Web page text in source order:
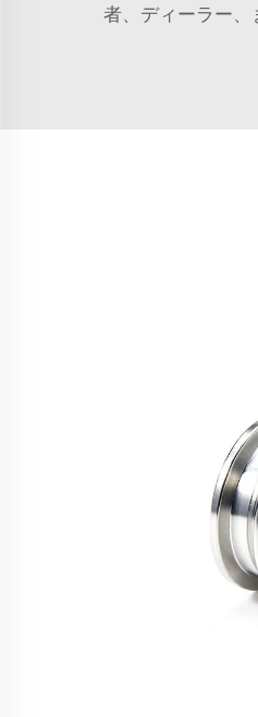
者、ディーラー、